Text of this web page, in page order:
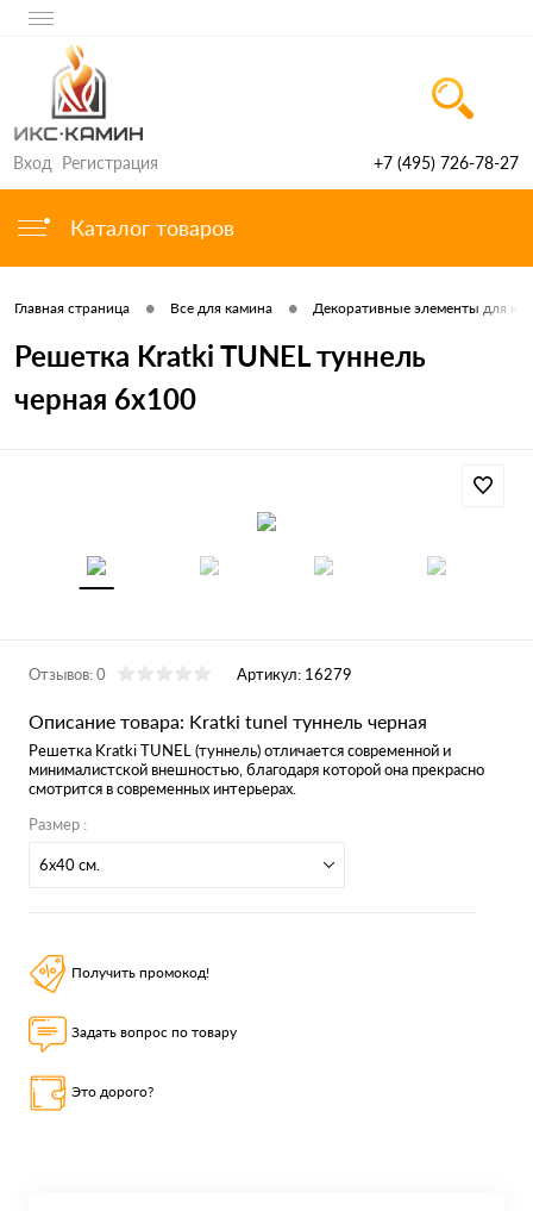
Вход Регистрация +7 (495) 726-78-27
Каталог товаров
Главная страница • Все для камина • Декоративные элементы для
Решетка Kratki TUNEL туннель
черная 6x100
Отзывов: 0 Артикул: 16279
Описание товара: Kratki tunel туннель черная
Решетка Kratki TUNEL (туннель) отличается современной и
минималистской внешностью, благодаря которой она прекрасно
смотрится в современных интерьерах.
Размер :
6x40 см.
Получить промокод!
Задать вопрос по товару
Это дорого?